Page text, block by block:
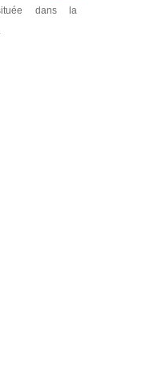
dans la
.